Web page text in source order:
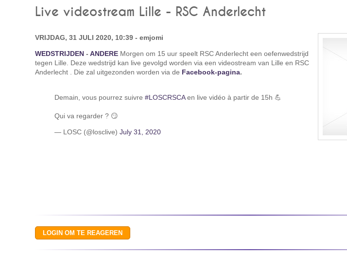
Live videostream Lille - RSC Anderlecht
VRIJDAG, 31 JULI 2020, 10:39 - emjomi
WEDSTRIJDEN - ANDERE Morgen om 15 uur speelt RSC Anderlecht een oefenwedstrijd
tegen Lille. Deze wedstrijd kan live gevolgd worden via een videostream van Lille en RSC
Anderlecht . Die zal uitgezonden worden via de Facebook-pagina.
Demain, vous pourrez suivre #LOSCRSCAen live vidéo à partir de 15h 💪
Qui va regarder ? 😏
— LOSC (@losclive) July 31, 2020